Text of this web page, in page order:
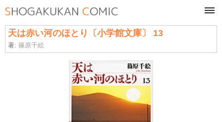
天は赤い河のほとり〔小学館文庫〕 13
著:篠原千絵